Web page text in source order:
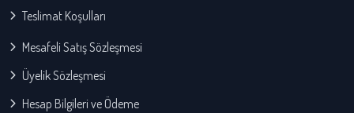
Teslimat Koşulları
Mesafeli Satış Sözleşmesi
Üyelik Sözleşmesi
Hesap Bilgileri ve Ödeme